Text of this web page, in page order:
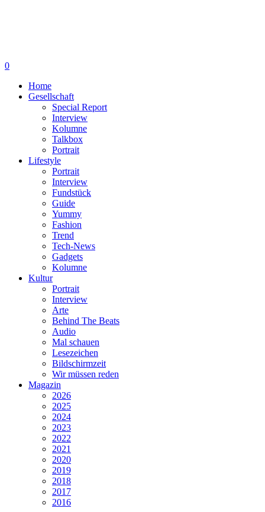
0
Home
Gesellschaft
Special Report
Interview
Kolumne
Talkbox
Portrait
Lifestyle
Portrait
Interview
Fundstück
Guide
Yummy
Fashion
Trend
Tech-News
Gadgets
Kolumne
Kultur
Portrait
Interview
Arte
Behind The Beats
Audio
Mal schauen
Lesezeichen
Bildschirmzeit
Wir müssen reden
Magazin
2026
2025
2024
2023
2022
2021
2020
2019
2018
2017
2016